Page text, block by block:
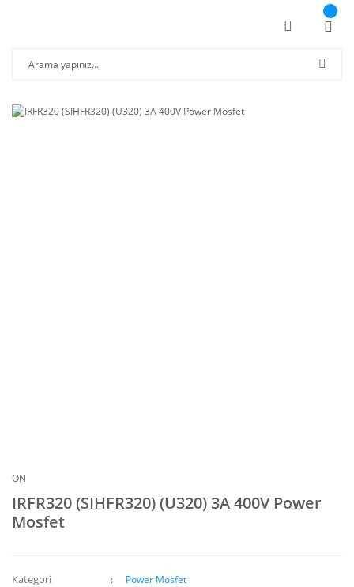
ON
IRFR320 (SIHFR320) (U320) 3A 400V Power
Mosfet
Kategori Power Mosfet